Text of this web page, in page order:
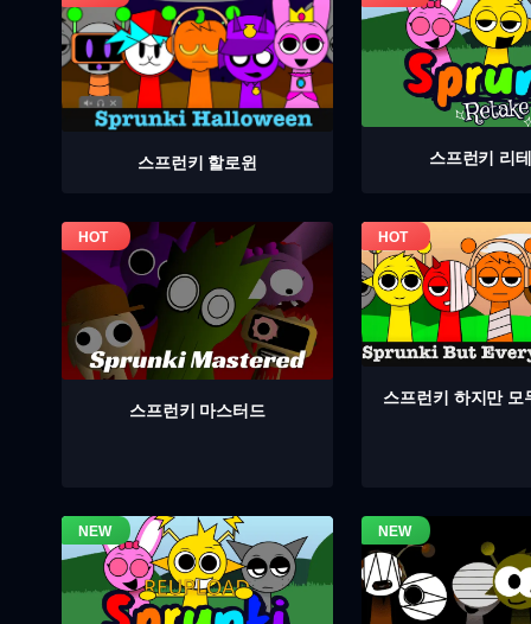
스프런키 할로윈 스프런키 리
스프런키 마스터드
스프런키 하지만 모